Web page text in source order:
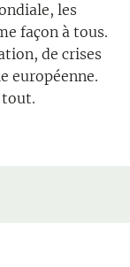
les
façon à tous.
de crises
européenne.
tout.